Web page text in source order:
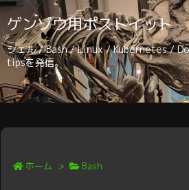
ゲンゾウ用ポストイット
シェル / Bash / Linux / Kubernetes /
tipsを発信。
ホーム > Bash